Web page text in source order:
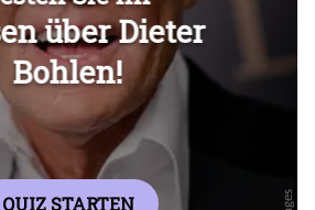
Überspringen